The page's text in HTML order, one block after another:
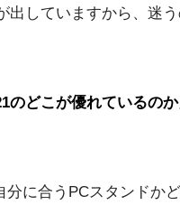
していますから、迷う
のどこが優れているの
に合うPCスタンドか